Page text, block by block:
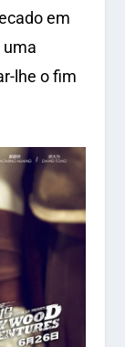
em
uma
lhe o fim